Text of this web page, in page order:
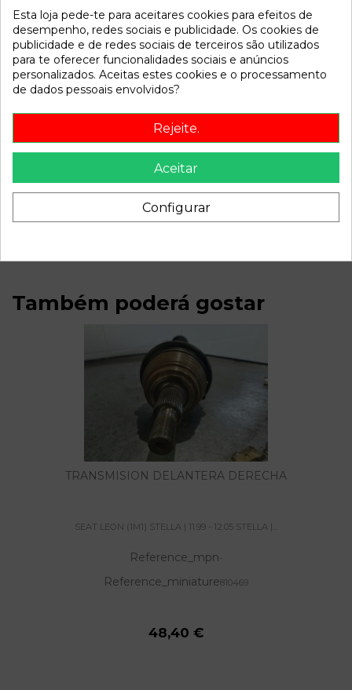
Ref.Marca
Modelo
LEON (1M1) Stella | 11.99 -
12.05
Referência 810467
Recambio de motor arranque para seat leon (1m1) stella |
11.99 - 12.05 stella | 11.99 - 12.05 referencia OEM IAM
D7RS130 02A911024G
Também poderá gostar
TRANSMISION DELANTERA DERECHA
SEAT LEON (1M1) STELLA | 11.99 - 12.05 STELLA |...
Reference_mpn-
Reference_miniature810469
48,40 €
Esta loja pede-te para aceitares cookies para efeitos de
desempenho, redes sociais e publicidade. Os cookies de
publicidade e de redes sociais de terceiros são utilizados
para te oferecer funcionalidades sociais e anúncios
personalizados. Aceitas estes cookies e o processamento
de dados pessoais envolvidos?
Rejeite.
Aceitar
Configurar